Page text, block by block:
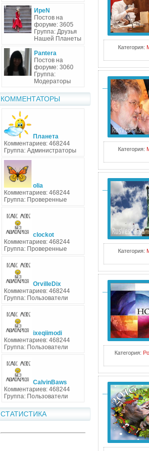
ИреN
Постов на
форуме: 3605
Группа: Друзья
Нашей Планеты
Pantera
Постов на
форуме: 3060
Группа:
Модераторы
КОММЕНТАТОРЫ
Планета
Комментариев: 468244
Группа: Администраторы
olia
Комментариев: 468244
Группа: Проверенные
clockot
Комментариев: 468244
Группа: Проверенные
OrvilleDix
Комментариев: 468244
Группа: Пользователи
ixeqiimodi
Комментариев: 468244
Группа: Пользователи
CalvinBaws
Комментариев: 468244
Группа: Пользователи
СТАТИСТИКА
Категория:
Категория:
Категория:
Категория: